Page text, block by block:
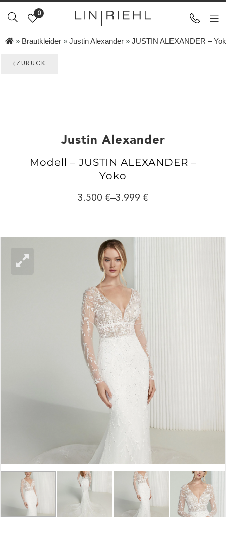
0
» Brautkleider » Justin Alexander » JUSTIN ALEXANDER –
ZURÜCK
Justin Alexander
Modell – JUSTIN ALEXANDER –
Yoko
3.500 –3.999